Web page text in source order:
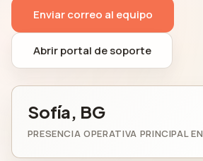
Enviar correo al equipo
Abrir portal de soporte
Sofía, BG
PRESENCIA OPERATIVA PRINCIPAL